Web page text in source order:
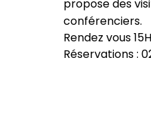
propose des
conférenciers.
Rendez vous
Réservations :